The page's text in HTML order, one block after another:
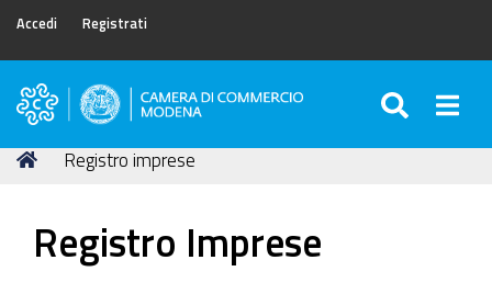
Accedi Registrati
Camera
Commercio
Tu
Home
Registro imprese
Registro Imprese